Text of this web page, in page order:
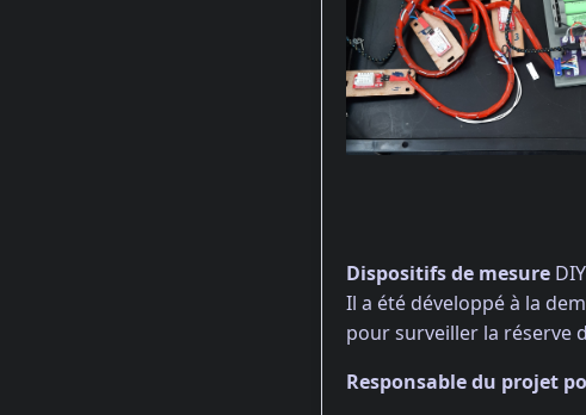
Dispositifs de mesure
Il a été développé à la
pour surveiller la réserve
Responsable du projet